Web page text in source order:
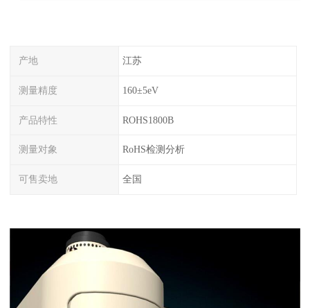
产地 江苏
测量精度 160±5eV
产品特性 ROHS1800B
测量对象 RoHS检测分析
可售卖地 全国